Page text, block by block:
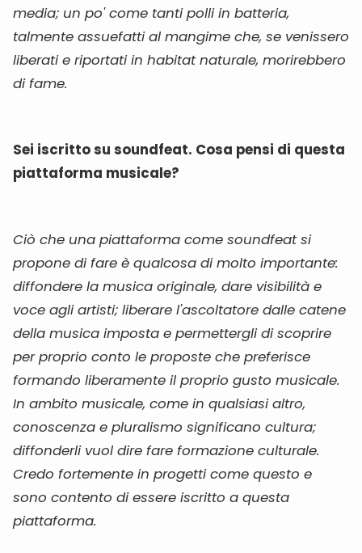
media; un po' come tanti polli in batteria,
talmente assuefatti al mangime che, se venissero
liberati e riportati in habitat naturale, morirebbero
di fame.
Sei iscritto su soundfeat. Cosa pensi di questa
piattaforma musicale?
Ciò che una piattaforma come soundfeat si
propone di fare è qualcosa di molto importante:
diffondere la musica originale, dare visibilità e
voce agli artisti; liberare l'ascoltatore dalle catene
della musica imposta e permettergli di scoprire
per proprio conto le proposte che preferisce
formando liberamente il proprio gusto musicale.
In ambito musicale, come in qualsiasi altro,
conoscenza e pluralismo significano cultura;
diffonderli vuol dire fare formazione culturale.
Credo fortemente in progetti come questo e
sono contento di essere iscritto a questa
piattaforma.